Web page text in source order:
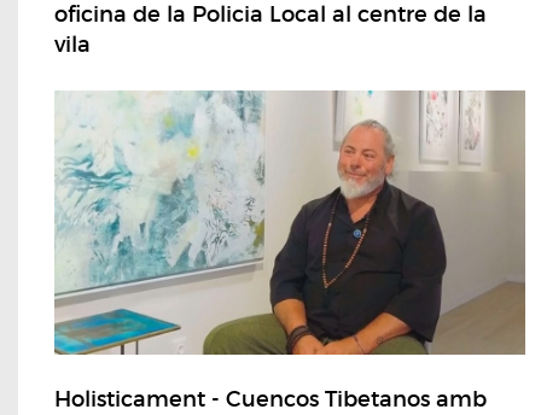
oficina de la Policia Local al centre de la
vila
Holisticament - Cuencos Tibetanos amb